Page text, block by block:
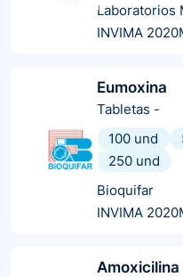
Laboratorios
INVIMA
Eumoxina
Tabletas -
100 und
250 und
Bioquifar
INVIMA
Amoxicilina